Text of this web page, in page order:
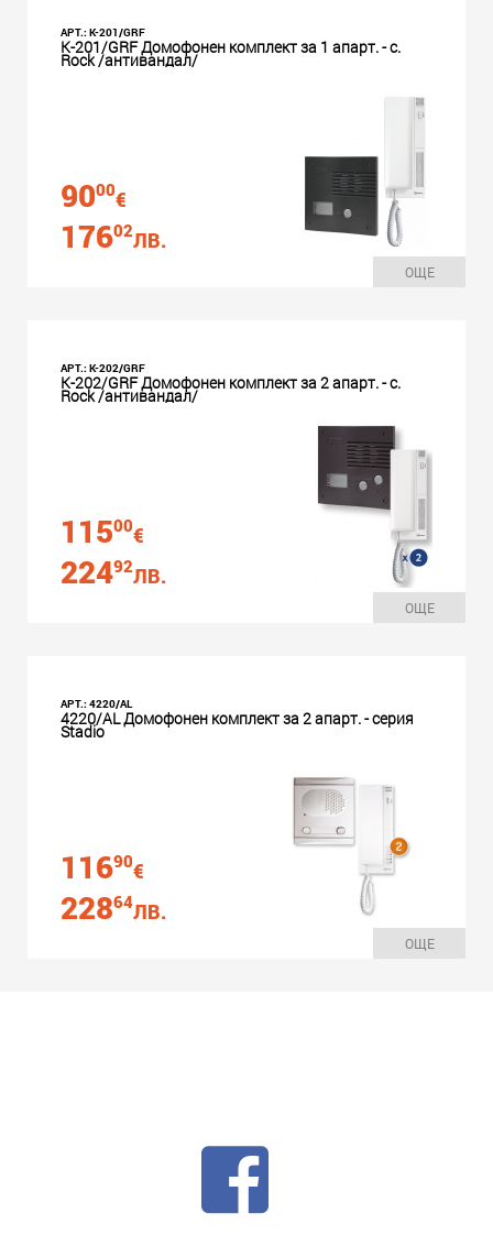
АРТ.: K-201/GRF
K-201/GRF Домофонен комплект за 1 апарт. - с.
Rock /антивандал/
9000€
17602ЛВ.
ОЩЕ
АРТ.: K-202/GRF
K-202/GRF Домофонен комплект за 2 апарт. - с.
Rock /антивандал/
11500€
22492ЛВ.
ОЩЕ
АРТ.: 4220/AL
4220/AL Домофонен комплект за 2 апарт. - серия
Stadio
11690€
22864ЛВ.
ОЩЕ